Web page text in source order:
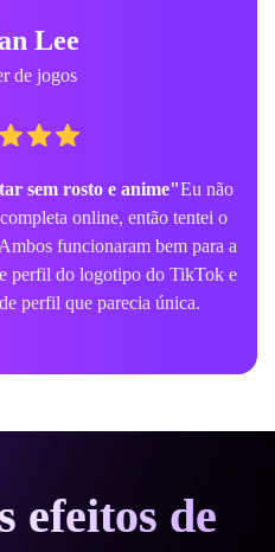
Lee
de jogos
sem rosto e anime"Eu não
online, então tentei o
funcionaram bem para a
perfil do logotipo do TikTok e
perfil que parecia única.
efeitos de